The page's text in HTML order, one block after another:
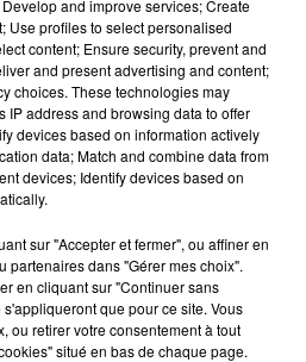
THE WEEKND
Save Your Tears
and improve services; Create
Use profiles to select personalised
content; Ensure security, prevent and
and present advertising and content;
choices. These technologies may
IP address and browsing data to offer
devices based on information actively
data; Match and combine data from
devices; Identify devices based on
sur "Accepter et fermer", ou affiner en
partenaires dans "Gérer mes choix".
en cliquant sur "Continuer sans
que pour ce site. Vous
ou retirer votre consentement à tout
situé en bas de chaque page.